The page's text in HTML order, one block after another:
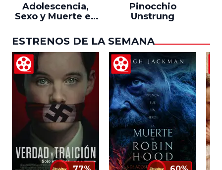
Adolescencia,
Sexo y Muerte en
Miasma
Pinocchio
Unstrung
ESTRENOS DE LA SEMANA